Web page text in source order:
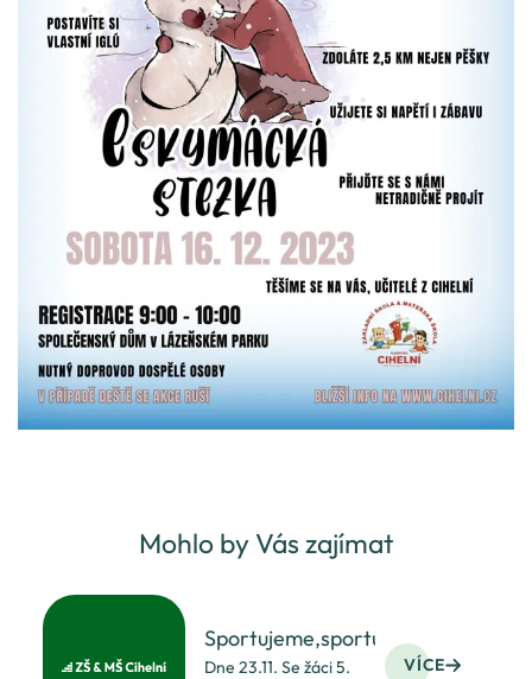
Mohlo by Vás zajímat
Sportujeme,sportujeme.....
Dne 23.11. Se žáci 5.
VÍCE